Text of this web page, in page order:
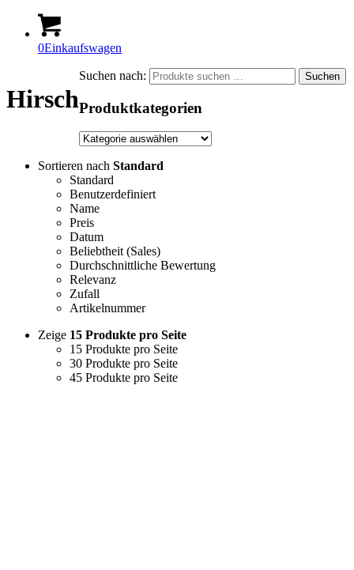
0Einkaufswagen
Hirsch
Sortieren nach Standard
Standard
Benutzerdefiniert
Name
Preis
Datum
Beliebtheit (Sales)
Durchschnittliche Bewertung
Relevanz
Zufall
Artikelnummer
Zeige 15 Produkte pro Seite
15 Produkte pro Seite
30 Produkte pro Seite
45 Produkte pro Seite
Suchen nach: Suchen
Produktkategorien